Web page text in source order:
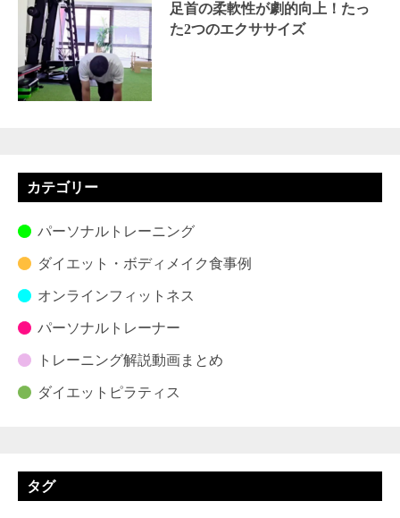
足首の柔軟性が劇的向上！たっ
た2つのエクササイズ
カテゴリー
パーソナルトレーニング
ダイエット・ボディメイク食事例
オンラインフィットネス
パーソナルトレーナー
トレーニング解説動画まとめ
ダイエットピラティス
タグ